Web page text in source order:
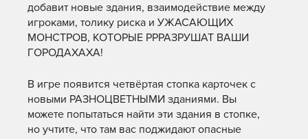
добавит новые здания, взаимодействие между
игроками, толику риска и УЖАСАЮЩИХ
МОНСТРОВ, КОТОРЫЕ РРРАЗРУШАТ ВАШИ
ГОРОДАХАХА!
В игре появится четвёртая стопка карточек с
новыми РАЗНОЦВЕТНЫМИ зданиями. Вы
можете попытаться найти эти здания в стопке,
но учтите, что там вас поджидают опасные